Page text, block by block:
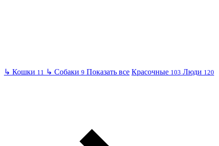
↳ Кошки 11 ↳ Собаки 9 Показать все Красочные 103 Люди 120